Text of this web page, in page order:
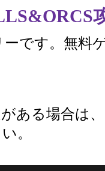
です。無料
ある場合は
。